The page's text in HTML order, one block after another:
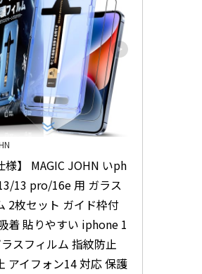
様】 MAGIC JOHN いph
13 pro/16e 用 ガラス
2枚セット ガイド枠付
着 貼りやすい iphone 1
スフィルム 指紋防止
アイフォン14 対応 保護